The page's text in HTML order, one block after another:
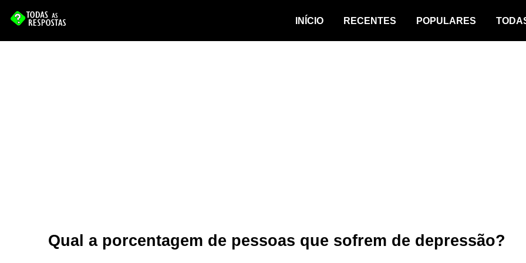
INÍCIO RECENTES POPULARES
Qual a porcentagem de pessoas que sofrem de depressão?